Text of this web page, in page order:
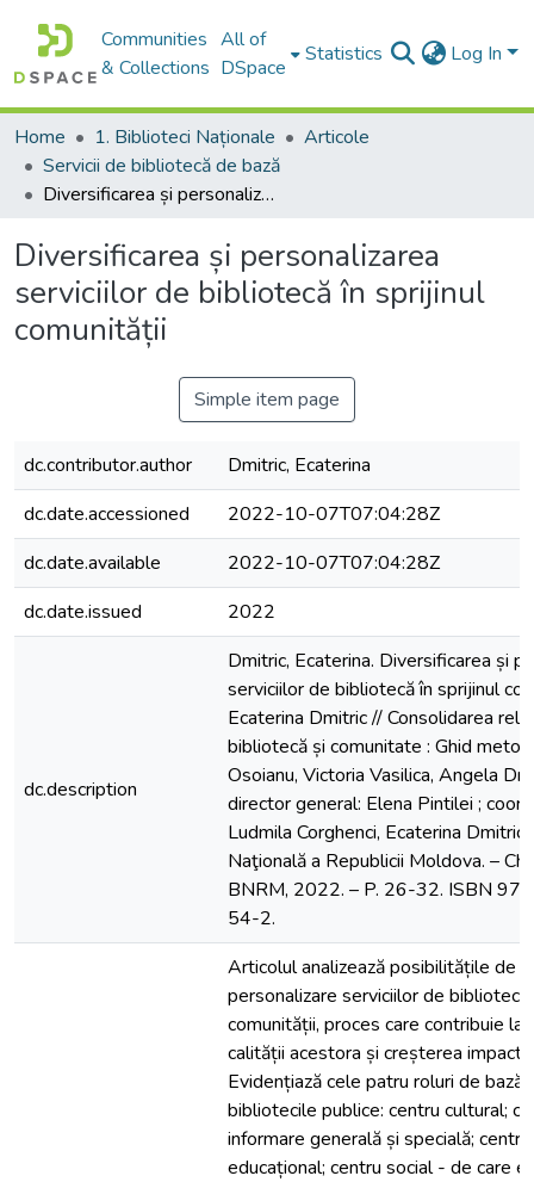
Communities
& Collections
All of
DSpace
Statistics Log In
Home 1. Biblioteci Naționale
Articole
Servicii de bibliotecă de bază
Diversificarea și personalizarea serviciilor de bibliotecă în sprijinul comunității
Diversificarea și personalizarea
serviciilor de bibliotecă în sprijinul
comunității
Simple item page
dc.contributor.author
Dmitric, Ecaterina
dc.date.accessioned
2022-10-07T07:04:28Z
dc.date.available
2022-10-07T07:04:28Z
dc.date.issued
2022
dc.description
Dmitric, Ecaterina. Diversificarea și
serviciilor de bibliotecă în sprijinul
Ecaterina Dmitric // Consolidarea
bibliotecă și comunitate : Ghid
Osoianu, Victoria Vasilica, Angela
director general: Elena Pintilei ;
Ludmila Corghenci, Ecaterina Dmitric
Naţională a Republicii Moldova. –
BNRM, 2022. – P. 26-32. ISBN
54-2.
Articolul analizează posibilitățile de
personalizare serviciilor de bibliotecă
comunității, proces care contribuie la
calității acestora și creșterea
Evidențiază cele patru roluri de bază
bibliotecile publice: centru cultural;
informare generală și specială;
educațional; centru social - de care